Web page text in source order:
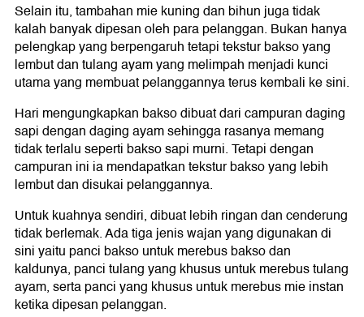
Selain itu, tambahan mie kuning dan bihun juga tidak
kalah banyak dipesan oleh para pelanggan. Bukan hanya
pelengkap yang berpengaruh tetapi tekstur bakso yang
lembut dan tulang ayam yang melimpah menjadi kunci
utama yang membuat pelanggannya terus kembali ke sini.
Hari mengungkapkan bakso dibuat dari campuran daging
sapi dengan daging ayam sehingga rasanya memang
tidak terlalu seperti bakso sapi murni. Tetapi dengan
campuran ini ia mendapatkan tekstur bakso yang lebih
lembut dan disukai pelanggannya.
Untuk kuahnya sendiri, dibuat lebih ringan dan cenderung
tidak berlemak. Ada tiga jenis wajan yang digunakan di
sini yaitu panci bakso untuk merebus bakso dan
kaldunya, panci tulang yang khusus untuk merebus tulang
ayam, serta panci yang khusus untuk merebus mie instan
ketika dipesan pelanggan.